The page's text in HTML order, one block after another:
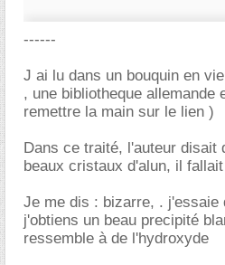
------
J ai lu dans un bouquin en
, une bibliotheque allemande
remettre la main sur le lien )
Dans ce traité, l'auteur disait
beaux cristaux d'alun, il
Je me dis : bizarre, . j'essaie
j'obtiens un beau precipité
ressemble à de l'hydroxyde